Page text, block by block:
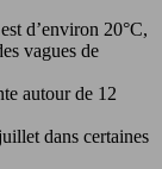
d’environ 20°C,
vagues de
autour de 12
dans certaines